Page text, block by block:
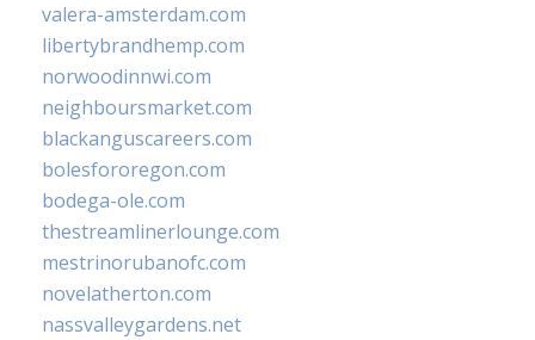
valera-amsterdam.com
libertybrandhemp.com
norwoodinnwi.com
neighboursmarket.com
blackanguscareers.com
bolesfororegon.com
bodega-ole.com
thestreamlinerlounge.com
mestrinorubanofc.com
novelatherton.com
nassvalleygardens.net